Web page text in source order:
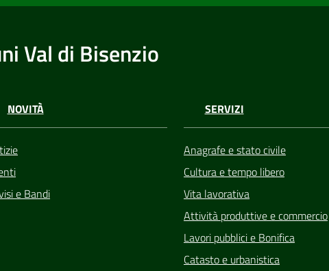
Val di Bisenzio
NOVITÀ
e Bandi
SERVIZI
Anagrafe e stato civile
Cultura e tempo libero
Vita lavorativa
Attività produttive e commercio
Lavori pubblici e Bonifica
Catasto e urbanistica